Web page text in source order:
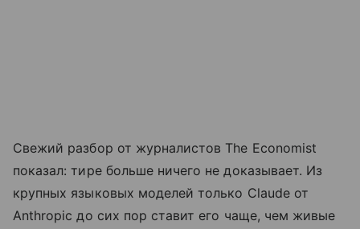
Свежий разбор от журналистов The Economist
показал: тире больше ничего не доказывает. Из
крупных языковых моделей только Claude от
Anthropic до сих пор ставит его чаще, чем живые